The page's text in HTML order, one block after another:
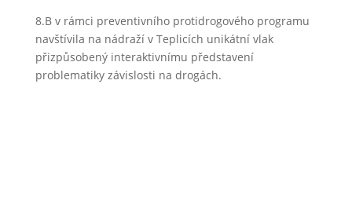
8.B v rámci preventivního protidrogového programu
navštívila na nádraží v Teplicích unikátní vlak
přizpůsobený interaktivnímu představení
problematiky závislosti na drogách.